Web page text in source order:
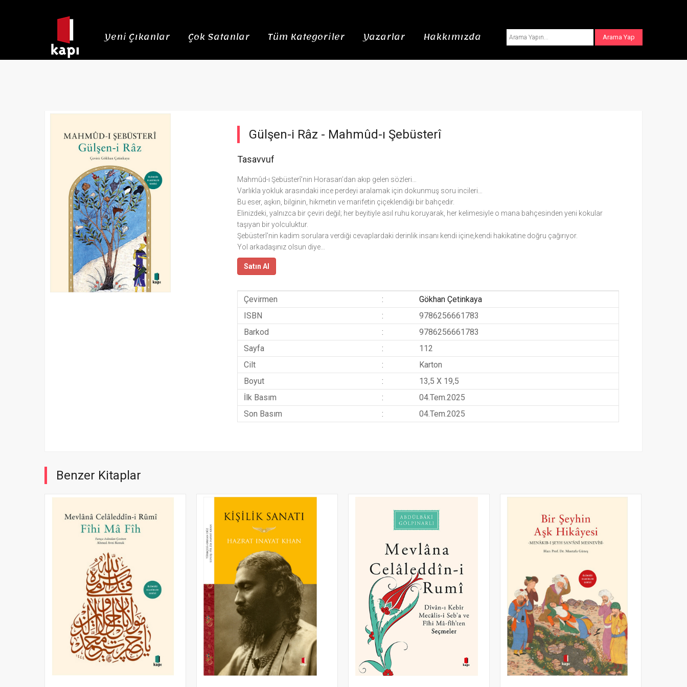
Yeni Çıkanlar Çok Satanlar Tüm Kategoriler Yazarlar Hakkımızda
Gülşen-i Râz - Mahmûd-ı Şebüsterî
Tasavvuf
Mahmûd-ı Şebüsterî’nin Horasan’dan akıp gelen sözleri…
Varlıkla yokluk arasındaki ince perdeyi aralamak için dokunmuş soru incileri…
Bu eser, aşkın, bilginin, hikmetin ve marifetin çiçeklendiği bir bahçedir.
Elinizdeki, yalnızca bir çeviri değil; her beyitiyle asıl ruhu koruyarak, her kelimesiyle o mana bahçesinden yeni kokular
taşıyan bir yolculuktur.
Şebüsterî’nin kadim sorulara verdiği cevaplardaki derinlik insanı kendi içine,kendi hakikatine doğru çağırıyor.
Yol arkadaşınız olsun diye…
Satın Al
Çevirmen :
Gökhan Çetinkaya
ISBN
:
9786256661783
Barkod
:
9786256661783
Sayfa
:
112
Cilt
:
Karton
Boyut
:
13,5 X 19,5
İlk Basım
:
04.Tem.2025
Son Basım
: 04.Tem.2025
Benzer Kitaplar